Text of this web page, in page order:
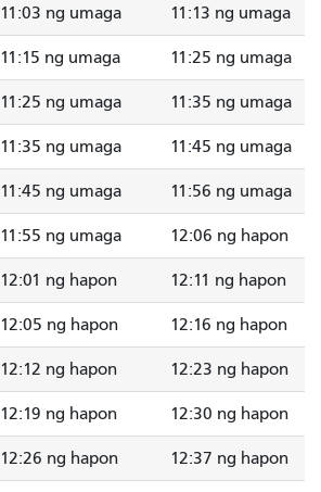
11:03 ng umaga 11:13 ng umaga
11:15 ng umaga 11:25 ng umaga
11:25 ng umaga 11:35 ng umaga
11:35 ng umaga 11:45 ng umaga
11:45 ng umaga 11:56 ng umaga
11:55 ng umaga 12:06 ng hapon
12:01 ng hapon 12:11 ng hapon
12:05 ng hapon 12:16 ng hapon
12:12 ng hapon 12:23 ng hapon
12:19 ng hapon 12:30 ng hapon
12:26 ng hapon 12:37 ng hapon